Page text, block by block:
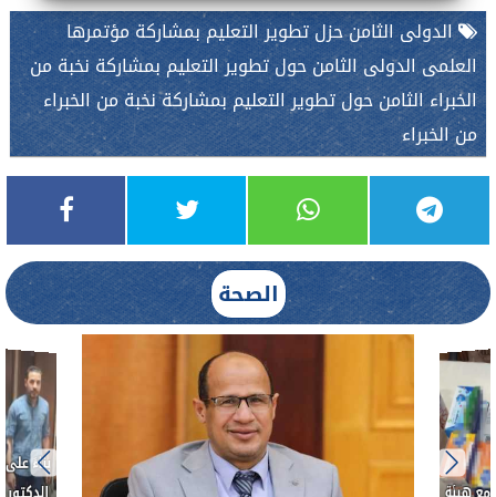
الدولى الثامن حزل تطوير التعليم بمشاركة مؤتمرها
العلمى الدولى الثامن حول تطوير التعليم بمشاركة نخبة من
الخبراء الثامن حول تطوير التعليم بمشاركة نخبة من الخبراء
من الخبراء
الصحة